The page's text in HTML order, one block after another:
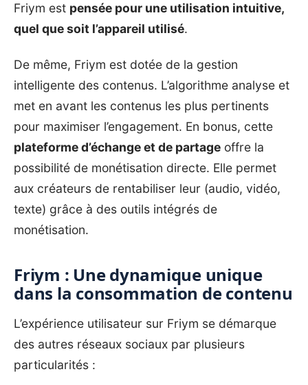
Friym est pensée pour une utilisation intuitive,
quel que soit l’appareil utilisé.
De même, Friym est dotée de la gestion
intelligente des contenus. L’algorithme analyse et
met en avant les contenus les plus pertinents
pour maximiser l’engagement. En bonus, cette
plateforme d’échange et de partage offre la
possibilité de monétisation directe. Elle permet
aux créateurs de rentabiliser leur (audio, vidéo,
texte) grâce à des outils intégrés de
monétisation.
Friym : Une dynamique unique
dans la consommation de contenu
L’expérience utilisateur sur Friym se démarque
des autres réseaux sociaux par plusieurs
particularités :